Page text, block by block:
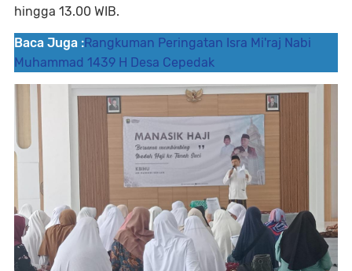
hingga 13.00 WIB.
Baca Juga :Rangkuman Peringatan Isra Mi'raj Nabi
Muhammad 1439 H Desa Cepedak